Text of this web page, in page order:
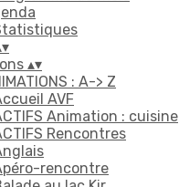
▾
▴▾
: A-> Z
AVF
Animation : cuisine
Rencontres
rencontre